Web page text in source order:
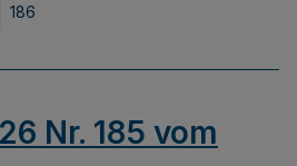
186
Nr. 185 vom